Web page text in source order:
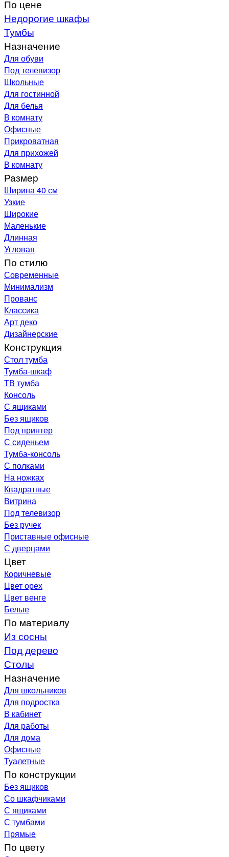
По цене
Недорогие шкафы
Тумбы
Назначение
Для обуви
Под телевизор
Школьные
Для гостинной
Для белья
В комнату
Офисные
Прикроватная
Для прихожей
В комнату
Размер
Ширина 40 см
Узкие
Широкие
Маленькие
Длинная
Угловая
По стилю
Современные
Минимализм
Прованс
Классика
Арт деко
Дизайнерские
Конструкция
Стол тумба
Тумба-шкаф
ТВ тумба
Консоль
С ящиками
Без ящиков
Под принтер
С сиденьем
Тумба-консоль
С полками
На ножках
Квадратные
Витрина
Под телевизор
Без ручек
Приставные офисные
С дверцами
Цвет
Коричневые
Цвет орех
Цвет венге
Белые
По материалу
Из сосны
Под дерево
Столы
Назначение
Для школьников
Для подростка
В кабинет
Для работы
Для дома
Офисные
Туалетные
По конструкции
Без ящиков
Со шкафчиками
С ящиками
С тумбами
Прямые
По цвету